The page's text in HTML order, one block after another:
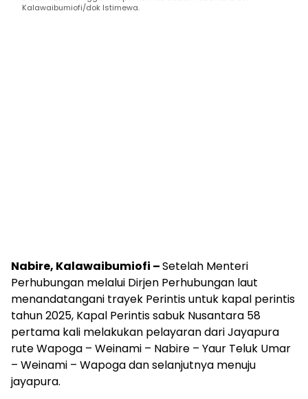
Kalawaibumiofi/dok Istimewa.
Nabire, Kalawaibumiofi –Setelah Menteri
Perhubungan melalui Dirjen Perhubungan laut
menandatangani trayek Perintis untuk kapal perintis
tahun 2025, Kapal Perintis sabuk Nusantara 58
pertama kali melakukan pelayaran dari Jayapura
rute Wapoga – Weinami – Nabire – Yaur Teluk Umar
– Weinami – Wapoga dan selanjutnya menuju
jayapura.